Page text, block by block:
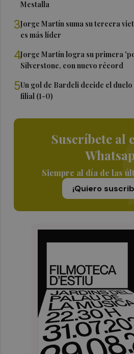
Mestalla
3Jorge Martín suma su tercera
es más líder
4Jorge Martín logra su primera
Silverstone, con nuevo récord
5Un gol de Bardeli decide el
filial (1-0)
Suscríbete al
Siempre al día de las
¡Quiero